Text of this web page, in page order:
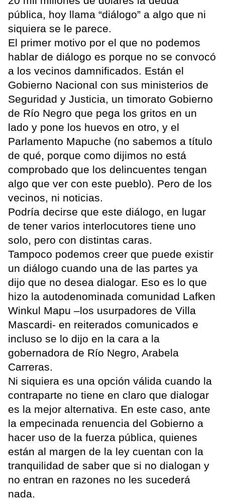
pública, hoy llama “diálogo” a algo que ni
siquiera se le parece.
El primer motivo por el que no podemos
hablar de diálogo es porque no se convocó
a los vecinos damnificados. Están el
Gobierno Nacional con sus ministerios de
Seguridad y Justicia, un timorato Gobierno
de Río Negro que pega los gritos en un
lado y pone los huevos en otro, y el
Parlamento Mapuche (no sabemos a título
de qué, porque como dijimos no está
comprobado que los delincuentes tengan
algo que ver con este pueblo). Pero de los
vecinos, ni noticias.
Podría decirse que este diálogo, en lugar
de tener varios interlocutores tiene uno
solo, pero con distintas caras.
Tampoco podemos creer que puede existir
un diálogo cuando una de las partes ya
dijo que no desea dialogar. Eso es lo que
hizo la autodenominada comunidad Lafken
Winkul Mapu –los usurpadores de Villa
Mascardi- en reiterados comunicados e
incluso se lo dijo en la cara a la
gobernadora de Río Negro, Arabela
Carreras.
Ni siquiera es una opción válida cuando la
contraparte no tiene en claro que dialogar
es la mejor alternativa. En este caso, ante
la empecinada renuencia del Gobierno a
hacer uso de la fuerza pública, quienes
están al margen de la ley cuentan con la
tranquilidad de saber que si no dialogan y
no entran en razones no les sucederá
nada.